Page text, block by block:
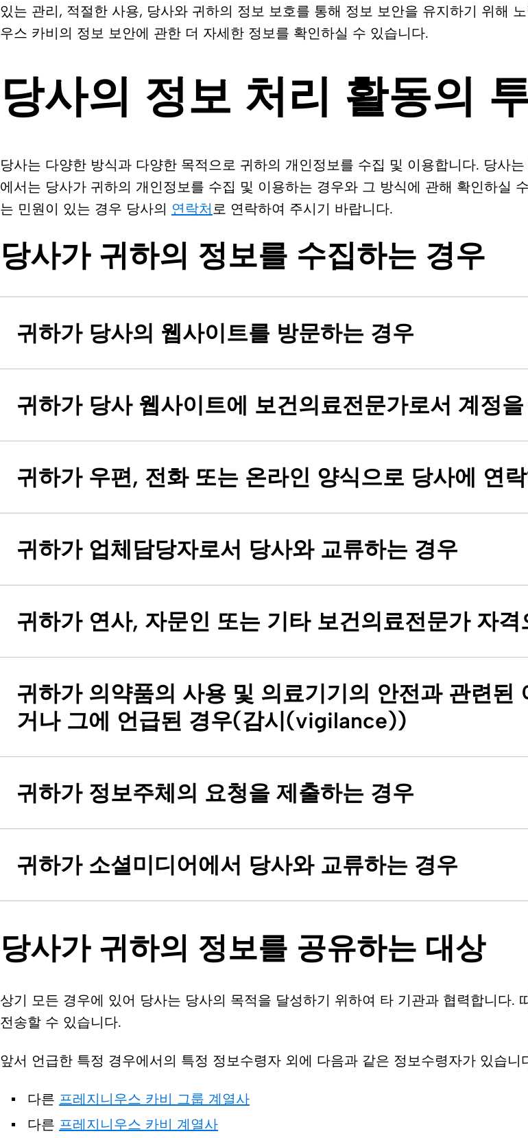
있는 관리, 적절한 사용, 당사와 귀하의 정보 보호를 통해 정보 보안을 유지하기 위해
우스 카비의 정보 보안에 관한 더 자세한 정보를 확인하실 수 있습니다.
당사의 정보 처리 활동의
당사는 다양한 방식과 다양한 목적으로 귀하의 개인정보를 수집 및 이용합니다. 당사
에서는 당사가 귀하의 개인정보를 수집 및 이용하는 경우와 그 방식에 관해 확인하실
는 민원이 있는 경우 당사의 연락처로 연락하여 주시기 바랍니다.
당사가 귀하의 정보를 수집하는 경우
귀하가 당사의 웹사이트를 방문하는 경우
귀하가 당사 웹사이트에 보건의료전문가로서 계정
귀하가 우편, 전화 또는 온라인 양식으로 당사에 연
귀하가 업체담당자로서 당사와 교류하는 경우
귀하가 연사, 자문인 또는 기타 보건의료전문가 자
귀하가 의약품의 사용 및 의료기기의 안전과 관련된
거나 그에 언급된 경우(감시(vigilance))
귀하가 정보주체의 요청을 제출하는 경우
귀하가 소셜미디어에서 당사와 교류하는 경우
당사가 귀하의 정보를 공유하는 대상
상기 모든 경우에 있어 당사는 당사의 목적을 달성하기 위하여 타 기관과 협력합니다.
전송할 수 있습니다.
앞서 언급한 특정 경우에서의 특정 정보수령자 외에 다음과 같은 정보수령자가 있습니
다른 프레지니우스 카비 그룹 계열사
다른 프레지니우스 카비 계열사